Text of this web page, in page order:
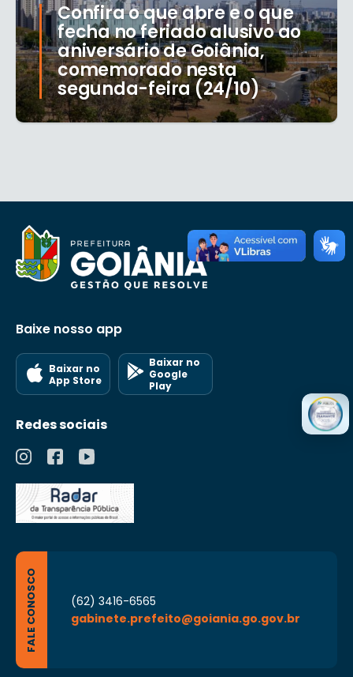
Confira o que abre e o que
fecha no feriado alusivo ao
aniversário de Goiânia,
comemorado nesta
segunda-feira (24/10)
Baixe nosso app
Baixar no
App Store
Baixar no
Google
Play
Redes sociais
FALE CONOSCO
(62) 3416-6565
gabinete.prefeito@goiania.go.gov.br